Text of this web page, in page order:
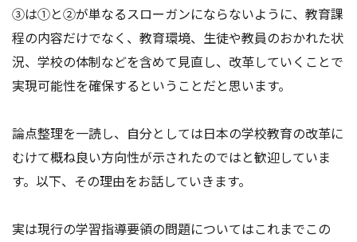
③は①と②が単なるスローガンにならないように、教育課
程の内容だけでなく、教育環境、生徒や教員のおかれた状
況、学校の体制などを含めて見直し、改革していくことで
実現可能性を確保するということだと思います。
論点整理を一読し、自分としては日本の学校教育の改革に
むけて概ね良い方向性が示されたのではと歓迎していま
す。以下、その理由をお話していきます。
実は現行の学習指導要領の問題についてはこれまでこの